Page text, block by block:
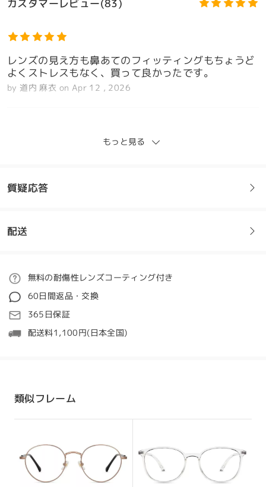
カスタマーレビュー(83)
レンズの見え方も鼻あてのフィッティングもちょうど
よくストレスもなく、買って良かったです。
by 道内 麻衣 on Apr 12 , 2026
う入口になると思います。
by 勉 on Aug 26 , 2025
Firmoo's
ご指摘いただきありがとうございます。フレームサイ
ズについてご迷惑をおかけし、誠に申し訳ございませ
ん。
当社は複数のフレームサプライヤーと提携しているた
め、計測方法が異なる場合がございます。一貫性を保
お客様からのフィードバックは、サービスの向上と精
い。
ご不明な点がございましたら、ライブチャット（24時
もっと見る
質疑応答
フレームについてご質問がある場合は、以下からお問い合わせく
質問する
配送
ご注文
処理時間
5-7営業日
詳細
配送時間
配送
無料の耐傷性レンズコーティング付き
60日間返品・交換
365日保証
配送料1,100円(日本全国)
類似フレーム